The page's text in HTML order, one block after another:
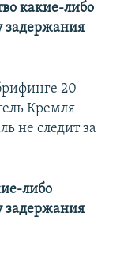
какие-либо
задержания
20
Кремля
не следит за
либо
задержания